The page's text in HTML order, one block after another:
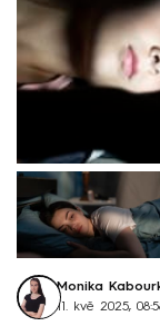
Monika
11. kvě 2025,